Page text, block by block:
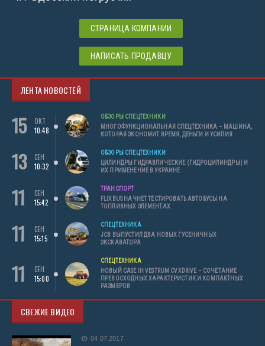
СТРАНИЦА КОМПАНИИ
НАПИСАТЬ ПРОДАВЦУ
ЛЕНТА НОВОСТЕЙ
15
ОКТ
10:48
ОБЗОРЫ СПЕЦТЕХНИКИ
МНОГОФУНКЦИОНАЛЬНАЯ СПЕЦТЕХНИКА – МАШИНА,
КОТОРАЯ ЭКОНОМИТ ВРЕМЯ, ДЕНЬГИ И УСИЛИЯ
13
СЕН
10:32
ОБЗОРЫ СПЕЦТЕХНИКИ
ЦИЛИНДРЫ ГИДРАВЛИЧЕСКИЕ (ГИДРОЦИЛИНДРЫ) И
ИХ ПРИМЕНЕНИЕ В УКРАИНЕ
11
СЕН
15:42
ТРАНСПОРТ
FLIXBUS НАЧНЕТ ТЕСТИРОВАТЬ АВТОБУСЫ НА
ТОПЛИВНЫХ ЭЛЕМЕНТАХ
11
СЕН
15:15
СПЕЦТЕХНИКА
JCB ВЫПУСТИЛ ДВА НОВЫХ ГУСЕНИЧНЫХ
ЭКСКАВАТОРА
11
СЕН
15:00
СПЕЦТЕХНИКА
НОВЫЙ CASE IH VESTRUM CVXDRIVE – СОЧЕТАНИЕ
ПРЕВОСХОДНЫХ ХАРАКТЕРИСТИК И КОМПАКТНЫХ
РАЗМЕРОВ
СВЕЖИЕ ВИДЕО
04.07.2017